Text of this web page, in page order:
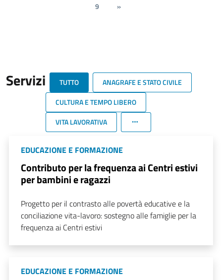
9
»
Servizi TUTTO
ANAGRAFE E STATO CIVILE
CULTURA E TEMPO LIBERO
VITA LAVORATIVA
EDUCAZIONE E FORMAZIONE
Contributo per la frequenza ai Centri estivi
per bambini e ragazzi
Progetto per il contrasto alle povertà educative e la
conciliazione vita-lavoro: sostegno alle famiglie per la
frequenza ai Centri estivi
EDUCAZIONE E FORMAZIONE